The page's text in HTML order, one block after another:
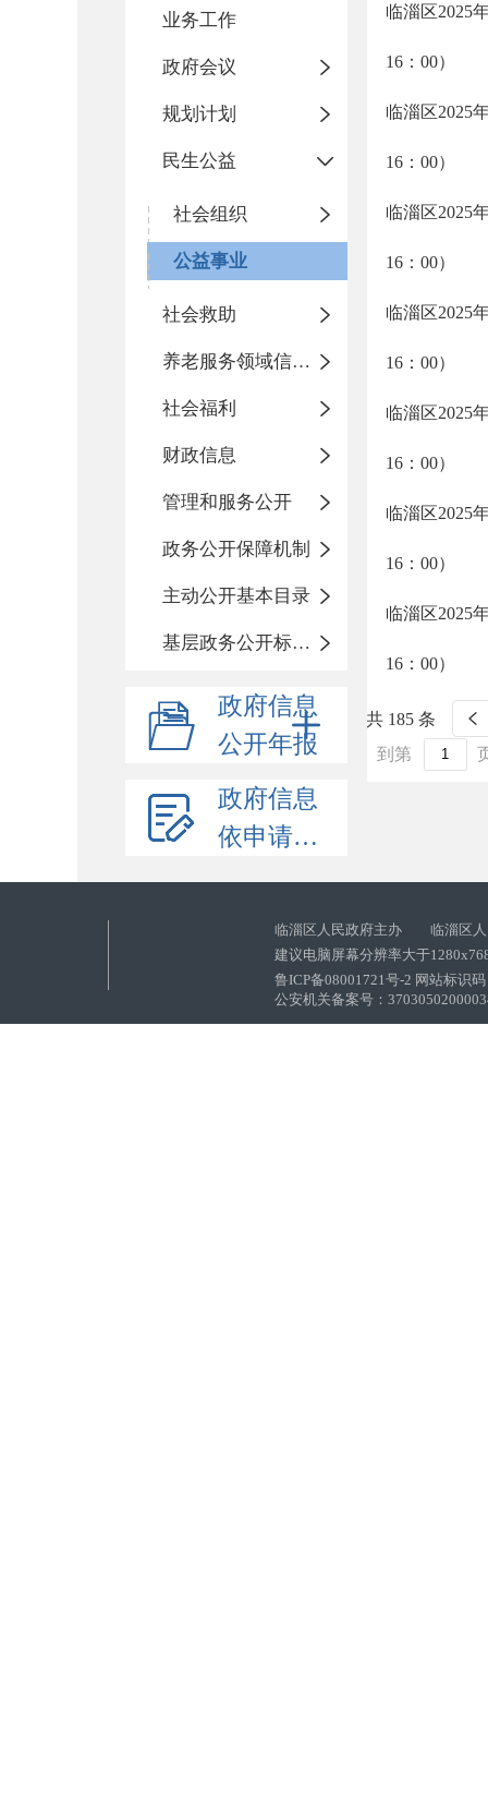
业务工作
政府会议
规划计划
民生公益
社会组织
公益事业
社会救助
养老服务领域信息公开专栏
社会福利
财政信息
管理和服务公开
政务公开保障机制
主动公开基本目录
基层政务公开标准化目录
政府信息
公开年报
政府信息
依申请公开
临淄区2025
16：00）
临淄区2025
16：00）
临淄区2025
16：00）
临淄区2025
16：00）
临淄区2025
16：00）
临淄区2025
16：00）
临淄区2025
16：00）
共 185 条
到第
临淄区人民政府主办 临淄区人
建议电脑屏幕分辨率大于
鲁ICP备08001721号-2 网站标识
公安机关备案号：